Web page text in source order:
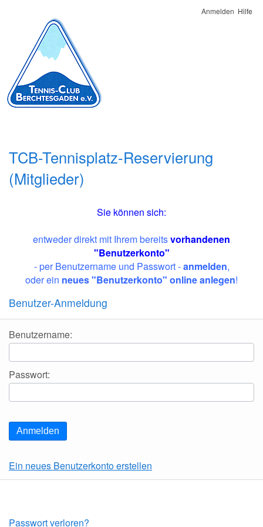
Anmelden Hilfe
TCB-Tennisplatz-Reservierung
(Mitglieder)
Sie können sich:
entweder direkt mit Ihrem bereitsvorhandenen
"Benutzerkonto"
- per Benutzername und Passwort -anmelden,
oder ein neues"Benutzerkonto" online anlegen!
Benutzer-Anmeldung
Benutzername:
Passwort:
Anmelden
Ein neues Benutzerkonto erstellen
Passwort verloren?